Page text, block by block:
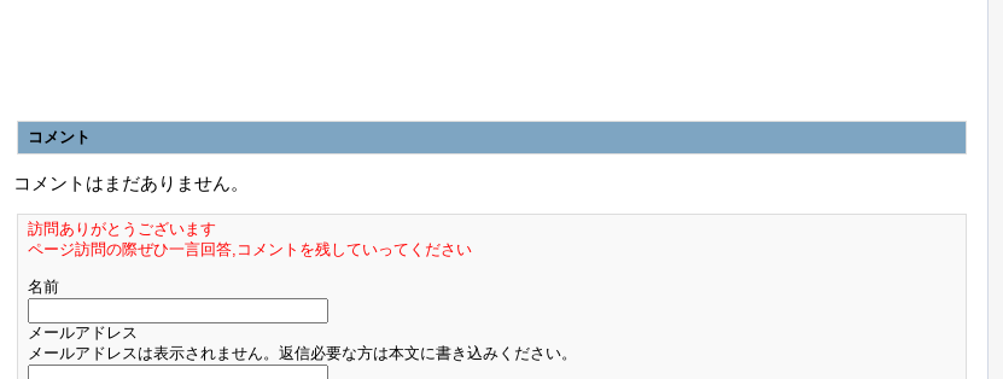
コメント
コメントはまだありません。
訪問ありがとうございます
ページ訪問の際ぜひ一言回答,コメントを残していってください
名前
メールアドレス
メールアドレスは表示されません。返信必要な方は本文に書き込みください。